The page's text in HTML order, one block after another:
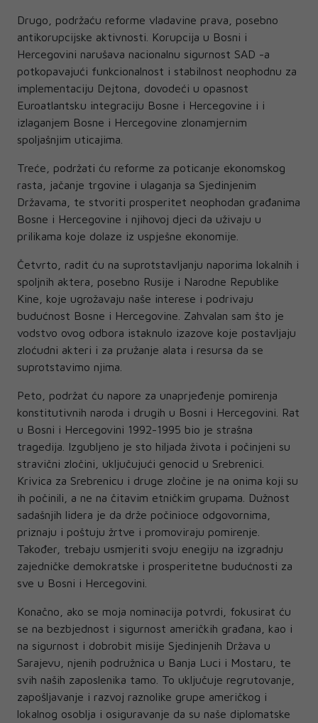
Drugo, podržaću reforme vladavine prava, posebno
antikorupcijske aktivnosti. Korupcija u Bosni i
Hercegovini narušava nacionalnu sigurnost SAD -a
potkopavajući funkcionalnost i stabilnost neophodnu za
implementaciju Dejtona, dovodeći u opasnost
Euroatlantsku integraciju Bosne i Hercegovine i i
izlaganjem Bosne i Hercegovine zlonamjernim
spoljašnjim uticajima.
Treće, podržati ću reforme za poticanje ekonomskog
rasta, jačanje trgovine i ulaganja sa Sjedinjenim
Državama, te stvoriti prosperitet neophodan građanima
Bosne i Hercegovine i njihovoj djeci da uživaju u
prilikama koje dolaze iz uspješne ekonomije.
Četvrto, radit ću na suprotstavljanju naporima lokalnih i
spoljnih aktera, posebno Rusije i Narodne Republike
Kine, koje ugrožavaju naše interese i podrivaju
budućnost Bosne i Hercegovine. Zahvalan sam što je
vodstvo ovog odbora istaknulo izazove koje postavljaju
zloćudni akteri i za pružanje alata i resursa da se
suprotstavimo njima.
Peto, podržat ću napore za unaprjeđenje pomirenja
konstitutivnih naroda i drugih u Bosni i Hercegovini. Rat
u Bosni i Hercegovini 1992-1995 bio je strašna
tragedija. Izgubljeno je sto hiljada života i počinjeni su
stravični zločini, uključujući genocid u Srebrenici.
Krivica za Srebrenicu i druge zločine je na onima koji su
ih počinili, a ne na čitavim etničkim grupama. Dužnost
sadašnjih lidera je da drže počinioce odgovornima,
priznaju i poštuju žrtve i promoviraju pomirenje.
Također, trebaju usmjeriti svoju enegiju na izgradnju
zajedničke demokratske i prosperitetne budućnosti za
sve u Bosni i Hercegovini.
Konačno, ako se moja nominacija potvrdi, fokusirat ću
se na bezbjednost i sigurnost američkih građana, kao i
na sigurnost i dobrobit misije Sjedinjenih Država u
Sarajevu, njenih podružnica u Banja Luci i Mostaru, te
svih naših zaposlenika tamo. To uključuje regrutovanje,
zapošljavanje i razvoj raznolike grupe američkog i
lokalnog osoblja i osiguravanje da su naše diplomatske